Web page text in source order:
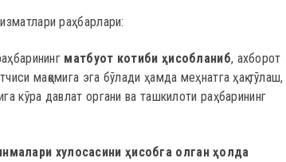
раҳбарлари:
матбуот котиби ҳисобланиб, ахборот
мақомига эга бўлади ҳамда меҳнатга ҳақ тўлаш,
кўра давлат органи ва ташкилоти раҳбарининг
хулосасини ҳисобга олган ҳолда